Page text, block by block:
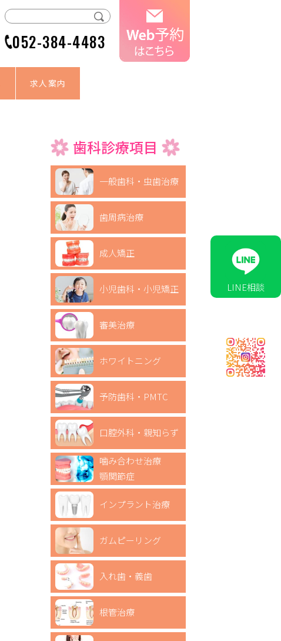
052-384-4483
求人案内
歯科診療項目
一般歯科・虫歯治療
歯周病治療
成人矯正
小児歯科・小児矯正
審美治療
ホワイトニング
予防歯科・PMTC
口腔外科・親知らず
噛み合わせ治療
顎関節症
インプラント治療
ガムピーリング
入れ歯・義歯
根管治療
LINE相談